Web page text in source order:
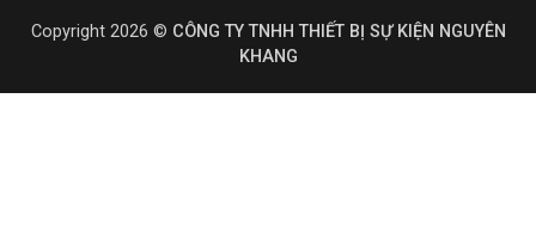
Copyright 2026 © CÔNG TY TNHH THIẾT BỊ SỰ KIỆN NGUYÊN
KHANG